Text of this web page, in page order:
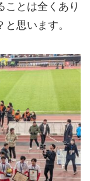
ことは全くあり
思います。